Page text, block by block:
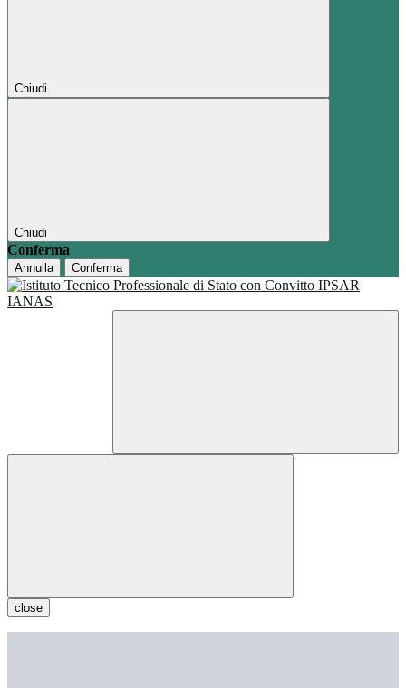
Chiudi
Chiudi
Conferma
Annulla Conferma
close